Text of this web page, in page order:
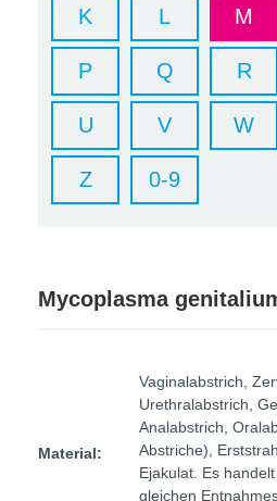
K L M
P Q R
U V W
Z 0-9
Mycoplasma
Material:
Vaginalabstrich,
Urethralabstrich,
Analabstrich,
Abstriche),
Ejakulat. Es
gleichen